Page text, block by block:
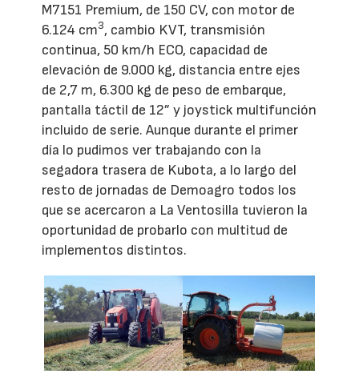
M7151 Premium, de 150 CV, con motor de
6.124 cm3, cambio KVT, transmisión
continua, 50 km/h ECO, capacidad de
elevación de 9.000 kg, distancia entre ejes
de 2,7 m, 6.300 kg de peso de embarque,
pantalla táctil de 12” y joystick multifunción
incluido de serie. Aunque durante el primer
día lo pudimos ver trabajando con la
segadora trasera de Kubota, a lo largo del
resto de jornadas de Demoagro todos los
que se acercaron a La Ventosilla tuvieron la
oportunidad de probarlo con multitud de
implementos distintos.